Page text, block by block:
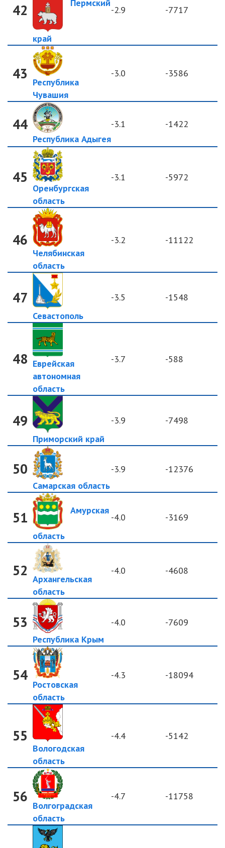
42 Пермский
край
-2.9 -7717
43
Республика
Чувашия
-3.0 -3586
44
Республика Адыгея
-3.1 -1422
45
Оренбургская
область
-3.1 -5972
46
Челябинская
область
-3.2 -11122
47
Севастополь
-3.5 -1548
48 Еврейская
автономная
область
-3.7 -588
49
Приморский край
-3.9 -7498
50
Самарская область
-3.9 -12376
51 Амурская
область
-4.0 -3169
52
Архангельская
область
-4.0 -4608
53
Республика Крым
-4.0 -7609
54
Ростовская
область
-4.3 -18094
55
Вологодская
область
-4.4 -5142
56
Волгоградская
область
-4.7 -11758